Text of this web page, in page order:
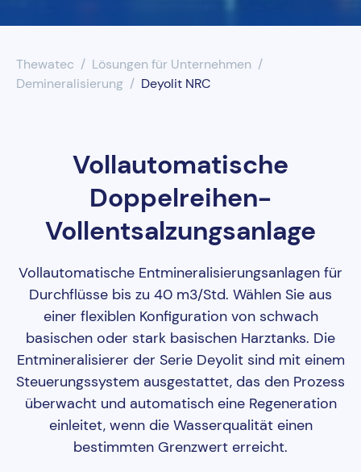
Thewatec
Lösungen für Unternehmen
Demineralisierung
Deyolit NRC
Vollautomatische
Doppelreihen-
Vollentsalzungsanlage
Vollautomatische Entmineralisierungsanlagen für
Durchflüsse bis zu 40 m3/Std. Wählen Sie aus
einer flexiblen Konfiguration von schwach
basischen oder stark basischen Harztanks. Die
Entmineralisierer der Serie Deyolit sind mit einem
Steuerungssystem ausgestattet, das den Prozess
überwacht und automatisch eine Regeneration
einleitet, wenn die Wasserqualität einen
bestimmten Grenzwert erreicht.
UV-Desinfektion
Wasserenthärtung